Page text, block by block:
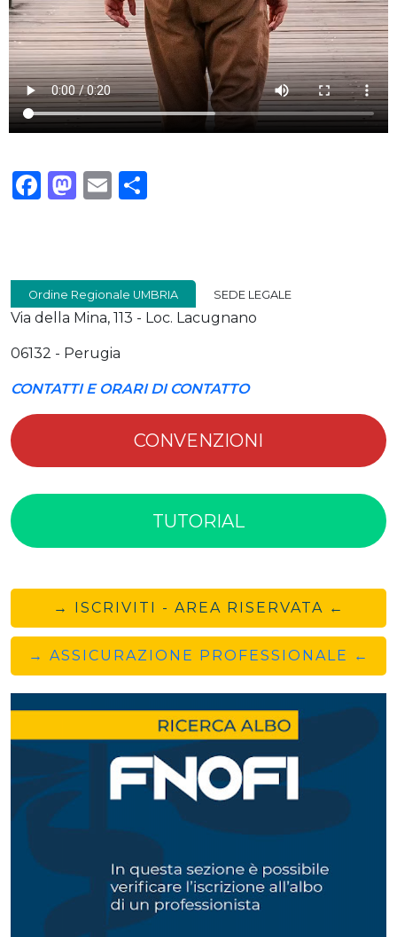
Facebook
Mastodon
Email
Ordine Regionale UMBRIA SEDE LEGALE
Via della Mina, 113 - Loc. Lacugnano
06132 - Perugia
CONTATTI E ORARI DI CONTATTO
CONVENZIONI
TUTORIAL
→ ISCRIVITI - AREA RISERVATA ←
→ ASSICURAZIONE PROFESSIONALE ←